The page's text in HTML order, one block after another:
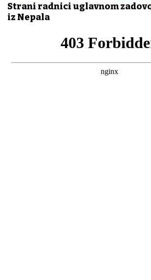
Strani radnici uglavnom
iz Nepala